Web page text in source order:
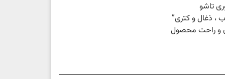
تاشو
، ذغال و کتری”
و راحت محصول